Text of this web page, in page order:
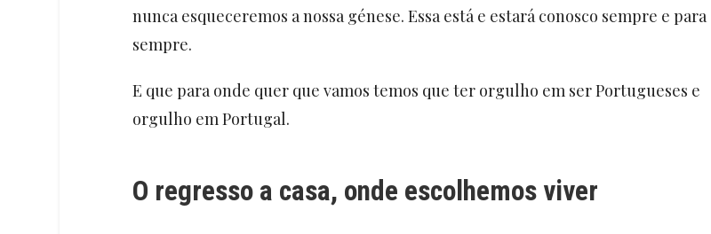
nunca esqueceremos a nossa génese. Essa está e estará conosco sempre e para
sempre.
E que para onde quer que vamos temos que ter orgulho em ser Portugueses e
orgulho em Portugal.
O regresso a casa, onde escolhemos viver